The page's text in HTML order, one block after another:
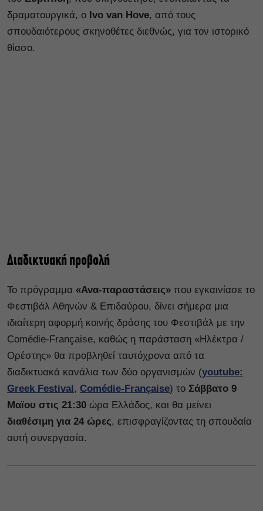
δραματουργικά, ο Ivo van Hove, από τους
σπουδαιότερους σκηνοθέτες διεθνώς, για τον ιστορικό
θίασο.
Διαδικτυακή προβολή
Το πρόγραμμα «Ανα-παραστάσεις» που εγκαινίασε το
Φεστιβάλ Αθηνών & Επιδαύρου, δίνει σήμερα μια
ιδιαίτερη αφορμή κοινής δράσης του Φεστιβάλ με την
Comédie-Française, καθώς η παράσταση «Ηλέκτρα /
Ορέστης» θα προβληθεί ταυτόχρονα από τα
διαδικτυακά κανάλια των δύο οργανισμών (youtube:
Greek Festival, Comédie-Française) το Σάββατο 9
Μαϊου στις 21:30 ώρα Ελλάδος, και θα μείνει
διαθέσιμη για 24 ώρες, επισφραγίζοντας τη σπουδαία
αυτή συνεργασία.